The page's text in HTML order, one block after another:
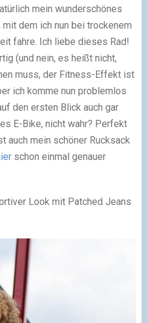
mein wunderschönes
dem ich nun bei trockenem
fahre. Ich liebe dieses Rad!
(und nein, es heißt nicht,
muss, der Fitness-Effekt ist
ich komme nun problemlos
den ersten Blick auch gar
E-Bike, nicht wahr? Perfekt
auch mein schöner Rucksack
schon einmal genauer
Look mit Patched Jeans